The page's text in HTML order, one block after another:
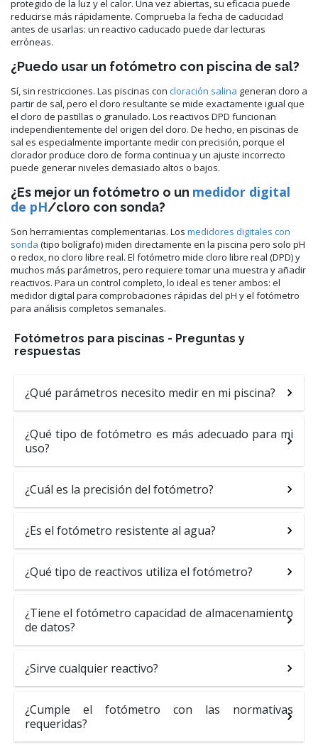
protegido de la luz y el calor. Una vez abiertas, su eficacia puede
reducirse más rápidamente. Comprueba la fecha de caducidad
antes de usarlas: un reactivo caducado puede dar lecturas
erróneas.
¿Puedo usar un fotómetro con piscina de sal?
Sí, sin restricciones. Las piscinas con cloración salina generan cloro a
partir de sal, pero el cloro resultante se mide exactamente igual que
el cloro de pastillas o granulado. Los reactivos DPD funcionan
independientemente del origen del cloro. De hecho, en piscinas de
sal es especialmente importante medir con precisión, porque el
clorador produce cloro de forma continua y un ajuste incorrecto
puede generar niveles demasiado altos o bajos.
¿Es mejor un fotómetro o un medidor digital
de pH/cloro con sonda?
Son herramientas complementarias. Los medidores digitales con
sonda (tipo bolígrafo) miden directamente en la piscina pero solo pH
o redox, no cloro libre real. El fotómetro mide cloro libre real (DPD) y
muchos más parámetros, pero requiere tomar una muestra y añadir
reactivos. Para un control completo, lo ideal es tener ambos: el
medidor digital para comprobaciones rápidas del pH y el fotómetro
para análisis completos semanales.
Fotómetros para piscinas - Preguntas y
respuestas
¿Qué parámetros necesito medir en mi piscina?
¿Qué tipo de fotómetro es más adecuado para mi
uso?
¿Cuál es la precisión del fotómetro?
¿Es el fotómetro resistente al agua?
¿Qué tipo de reactivos utiliza el fotómetro?
¿Tiene el fotómetro capacidad de almacenamiento
de datos?
¿Sirve cualquier reactivo?
¿Cumple el fotómetro con las normativas
requeridas?